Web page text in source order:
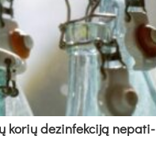
ko­rių de­zin­fek­ci­ją ne­pa­ti­